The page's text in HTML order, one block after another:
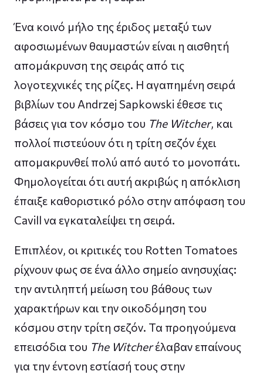
Ένα κοινό μήλο της έριδος μεταξύ των
αφοσιωμένων θαυμαστών είναι η αισθητή
απομάκρυνση της σειράς από τις
λογοτεχνικές της ρίζες. Η αγαπημένη σειρά
βιβλίων του Andrzej Sapkowski έθεσε τις
βάσεις για τον κόσμο του The Witcher, και
πολλοί πιστεύουν ότι η τρίτη σεζόν έχει
απομακρυνθεί πολύ από αυτό το μονοπάτι.
Φημολογείται ότι αυτή ακριβώς η απόκλιση
έπαιξε καθοριστικό ρόλο στην απόφαση του
Cavill να εγκαταλείψει τη σειρά.
Επιπλέον, οι κριτικές του Rotten Tomatoes
ρίχνουν φως σε ένα άλλο σημείο ανησυχίας:
την αντιληπτή μείωση του βάθους των
χαρακτήρων και την οικοδόμηση του
κόσμου στην τρίτη σεζόν. Τα προηγούμενα
επεισόδια του The Witcherέλαβαν επαίνους
για την έντονη εστίασή τους στην